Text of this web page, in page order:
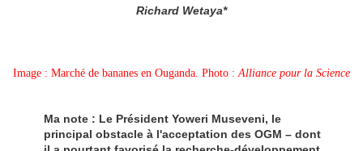
Richard Wetaya*
Image : Marché de bananes en Ouganda. Photo : Alliance pour la Science
Ma note : Le Président Yoweri Museveni, le
principal obstacle à l'acceptation des OGM – dont